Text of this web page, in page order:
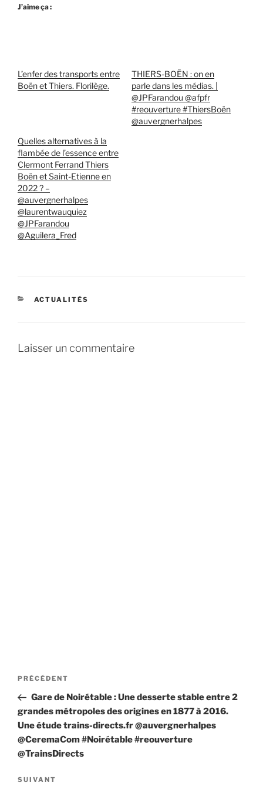
J’aime ça :
L’enfer des transports entre
Boën et Thiers. Florilège.
THIERS-BOËN : on en
parle dans les médias. |
@JPFarandou @afpfr
#reouverture #ThiersBoën
@auvergnerhalpes
Quelles alternatives à la
flambée de l’essence entre
Clermont Ferrand Thiers
Boën et Saint-Etienne en
2022 ? –
@auvergnerhalpes
@laurentwauquiez
@JPFarandou
@Aguilera_Fred
CATÉGORIES
ACTUALITÉS
Laisser un commentaire
Navigation
l’article
Article
précédent
PRÉCÉDENT
Gare de Noirétable : Une desserte stable entre 2
grandes métropoles des origines en 1877 à 2016.
Une étude trains-directs.fr @auvergnerhalpes
@CeremaCom #Noirétable #reouverture
@TrainsDirects
Article
SUIVANT